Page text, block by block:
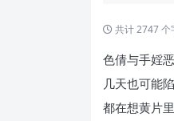
共计 2747 个
色倩与手婬
几天也可能
都在想黄片